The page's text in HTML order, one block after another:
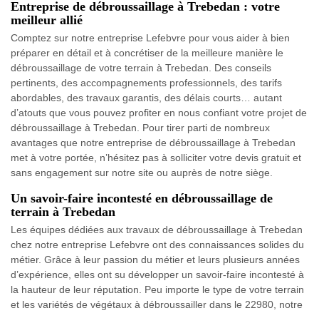
Entreprise de débroussaillage à Trebedan : votre
meilleur allié
Comptez sur notre entreprise Lefebvre pour vous aider à bien
préparer en détail et à concrétiser de la meilleure manière le
débroussaillage de votre terrain à Trebedan. Des conseils
pertinents, des accompagnements professionnels, des tarifs
abordables, des travaux garantis, des délais courts… autant
d’atouts que vous pouvez profiter en nous confiant votre projet de
débroussaillage à Trebedan. Pour tirer parti de nombreux
avantages que notre entreprise de débroussaillage à Trebedan
met à votre portée, n’hésitez pas à solliciter votre devis gratuit et
sans engagement sur notre site ou auprès de notre siège.
Un savoir-faire incontesté en débroussaillage de
terrain à Trebedan
Les équipes dédiées aux travaux de débroussaillage à Trebedan
chez notre entreprise Lefebvre ont des connaissances solides du
métier. Grâce à leur passion du métier et leurs plusieurs années
d’expérience, elles ont su développer un savoir-faire incontesté à
la hauteur de leur réputation. Peu importe le type de votre terrain
et les variétés de végétaux à débroussailler dans le 22980, notre